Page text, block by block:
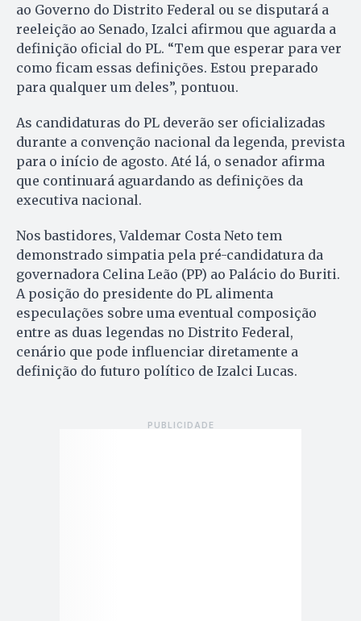
ao Governo do Distrito Federal ou se disputará a
reeleição ao Senado, Izalci afirmou que aguarda a
definição oficial do PL. “Tem que esperar para ver
como ficam essas definições. Estou preparado
para qualquer um deles”, pontuou.
As candidaturas do PL deverão ser oficializadas
durante a convenção nacional da legenda, prevista
para o início de agosto. Até lá, o senador afirma
que continuará aguardando as definições da
executiva nacional.
Nos bastidores, Valdemar Costa Neto tem
demonstrado simpatia pela pré-candidatura da
governadora Celina Leão (PP) ao Palácio do Buriti.
A posição do presidente do PL alimenta
especulações sobre uma eventual composição
entre as duas legendas no Distrito Federal,
cenário que pode influenciar diretamente a
definição do futuro político de Izalci Lucas.